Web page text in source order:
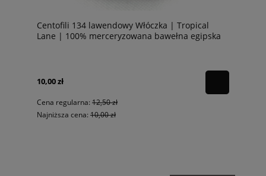
Centofili 134 lawendowy Włóczka | Tropical
Lane | 100% merceryzowana bawełna egipska
10,00 zł
Cena regularna: 12,50 zł
Najniższa cena: 10,00 zł